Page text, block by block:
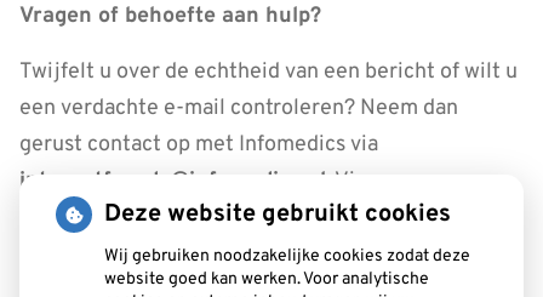
Vragen of behoefte aan hulp?
Twijfelt u over de echtheid van een bericht of wilt u
een verdachte e-mail controleren? Neem dan
gerust contact op met Infomedics via
internetfraude@infomedics.nl . Via
www.infomedics.nl/oplichting kunt u eenvoudig een
verdachte mail uploaden en meesturen.
Deze website gebruikt cookies
Wij gebruiken noodzakelijke cookies zodat deze
website goed kan werken. Voor analytische